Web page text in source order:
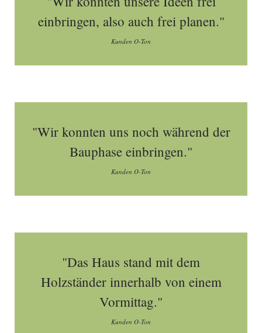
einbringen, also auch frei planen."
Kunden O-Ton
"Wir konnten uns noch während der
Bauphase einbringen."
Kunden O-Ton
"Das Haus stand mit dem
Holzständer innerhalb von einem
Vormittag."
Kunden O-Ton